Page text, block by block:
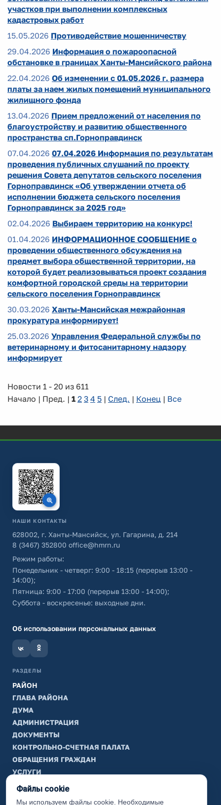
участков при выполнении комплексных
кадастровых работ
15.05.2026 Противодействие мошенничеству
29.04.2026 Информация о пожароопасной
обстановке в границах Ханты-Мансийского района
22.04.2026 Об изменении с 01.05.2026 г. размера
платы за наем жилых помещений муниципального
жилищного фонда
13.04.2026 Прием предложений от населения по
благоустройству и развитию общественного
пространства сп.Горноправдинск
07.04.2026 07.04.2026 Информация по результатам
проведения публичных слушаний по проекту
решения Совета депутатов сельского поселения
Горноправдинск «Об утверждении отчета об
исполнении бюджета сельского поселения
Горноправдинск за 2025 год»
02.04.2026 Выбираем территорию на конкурс!
01.04.2026 ИНФОРМАЦИОННОЕ СООБЩЕНИЕ о
проведении общественного обсуждения на
предмет выбора общественной территории, на
которой будет реализовываться проект создания
комфортной городской среды на территории
сельского поселения Горноправдинск
30.03.2026 Ханты-Мансийская межрайонная
прокуратура информирует!
25.03.2026 Управления Федеральной службы по
ветеринарному и фитосанитарному надзору
информирует
Новости 1 - 20 из 611
Начало | Пред. | 1 2 3 4 5 | След. | Конец | Все
НАШИ КОНТАКТЫ
628002, г. Ханты-Мансийск, ул. Гагарина, д. 214
8 (3467) 352800 office@hmrn.ru
Режим работы:
Понедельник - четверг: 9:00 - 18:15 (перерыв 13:00 -
14:00);
Пятница: 9:00 - 17:00 (перерыв 13:00 - 14:00);
Суббота - воскресенье: выходные дни.
Об использовании персональных данных
РАЗДЕЛЫ
РАЙОН
ГЛАВА РАЙОНА
ДУМА
АДМИНИСТРАЦИЯ
ДОКУМЕНТЫ
КОНТРОЛЬНО-СЧЕТНАЯ ПАЛАТА
ОБРАЩЕНИЯ ГРАЖДАН
УСЛУГИ
ТИК
ИНФОРМАЦИЯ
Файлы cookie
Мы используем файлы cookie. Необходимые